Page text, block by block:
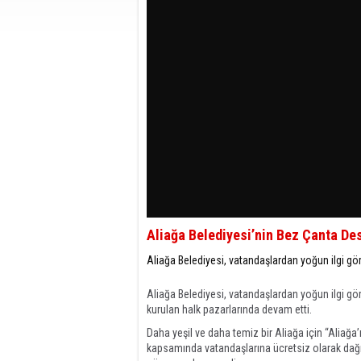
Aliağa Belediyesi’nin Bez Çanta
Aliağa Belediyesi, vatandaşlardan yoğun ilgi
Aliağa Belediyesi, vatandaşlardan yoğun ilgi
kurulan halk pazarlarında devam etti.
Daha yeşil ve daha temiz bir Aliağa için
kapsamında vatandaşlarına ücretsiz olarak